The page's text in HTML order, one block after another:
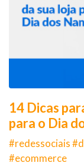
14 Dicas
para o Dia
#redessociais
#ecommerce